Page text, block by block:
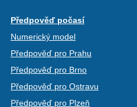
Předpověď počasí
Numerický model
Předpověď pro Prahu
Předpověď pro Brno
Předpověď pro Ostravu
Předpověď pro Plzeň